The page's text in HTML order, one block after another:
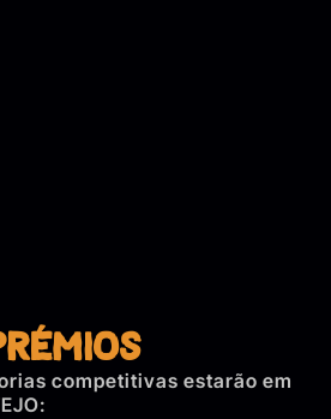
competitivas estarão em